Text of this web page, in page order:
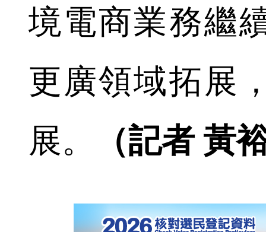
境電商業務繼
更廣領域拓展
展。
（記者 黃